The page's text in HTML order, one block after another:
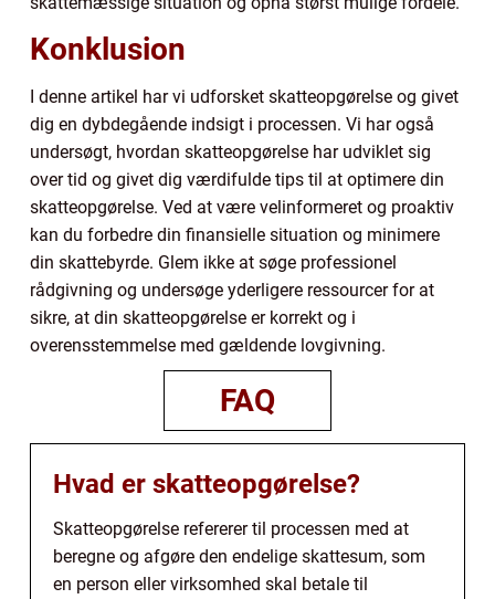
Konklusion
I denne artikel har vi udforsket skatteopgørelse og givet
dig en dybdegående indsigt i processen. Vi har også
undersøgt, hvordan skatteopgørelse har udviklet sig
over tid og givet dig værdifulde tips til at optimere din
skatteopgørelse. Ved at være velinformeret og proaktiv
kan du forbedre din finansielle situation og minimere
din skattebyrde. Glem ikke at søge professionel
rådgivning og undersøge yderligere ressourcer for at
sikre, at din skatteopgørelse er korrekt og i
overensstemmelse med gældende lovgivning.
FAQ
Hvad er skatteopgørelse?
Skatteopgørelse refererer til processen med at
beregne og afgøre den endelige skattesum, som
en person eller virksomhed skal betale til